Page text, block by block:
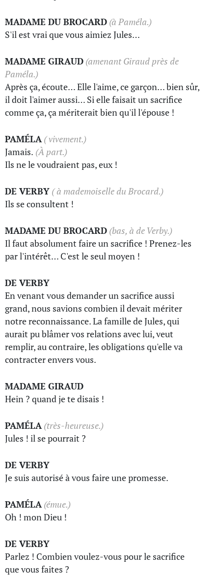
MADAME DU BROCARD (à Paméla.)
S'il est vrai que vous aimiez Jules…
MADAME GIRAUD (amenant Giraud près de
Paméla.)
Après ça, écoute… Elle l'aime, ce garçon… bien sûr,
il doit l'aimer aussi… Si elle faisait un sacrifice
comme ça, ça mériterait bien qu'il l'épouse !
PAMÉLA( vivement.)
Jamais. (À part.)
Ils ne le voudraient pas, eux !
DE VERBY ( à mademoiselle du Brocard.)
Ils se consultent !
MADAME DU BROCARD (bas, à de Verby.)
Il faut absolument faire un sacrifice ! Prenez-les
par l'intérêt… C'est le seul moyen !
DE VERBY
En venant vous demander un sacrifice aussi
grand, nous savions combien il devait mériter
notre reconnaissance. La famille de Jules, qui
aurait pu blâmer vos relations avec lui, veut
remplir, au contraire, les obligations qu'elle va
contracter envers vous.
MADAME GIRAUD
Hein ? quand je te disais !
PAMÉLA(très-heureuse.)
Jules ! il se pourrait ?
DE VERBY
Je suis autorisé à vous faire une promesse.
PAMÉLA(émue.)
Oh ! mon Dieu !
DE VERBY
Parlez ! Combien voulez-vous pour le sacrifice
que vous faites ?